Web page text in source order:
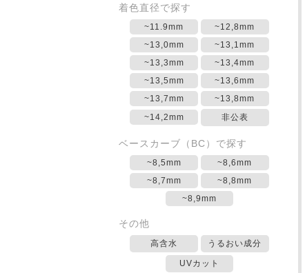
着色直径で探す
~11.9mm
~12,8mm
~13,0mm
~13,1mm
~13,3mm
~13,4mm
~13,5mm
~13,6mm
~13,7mm
~13,8mm
~14,2mm
非公表
ベースカーブ（BC）で探す
~8,5mm
~8,6mm
~8,7mm
~8,8mm
~8,9mm
その他
高含水 うるおい成分
UVカット